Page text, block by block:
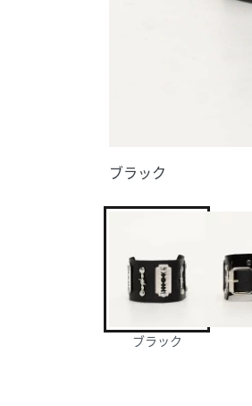
ブラック
ブラック